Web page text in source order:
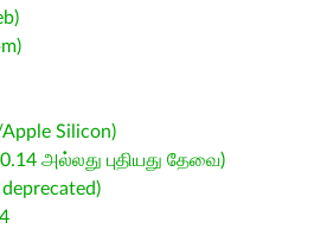
Silicon)
அல்லது புதியது தேவை)